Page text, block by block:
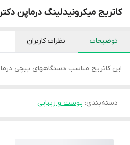
کاتریج میکرونیدلینگ درماپن دکتر درم
توضیحات نظرات کاربران
این کاتریج مناسب دستگاههای پیچی
دسته‌بندی: پوست و زیبایی